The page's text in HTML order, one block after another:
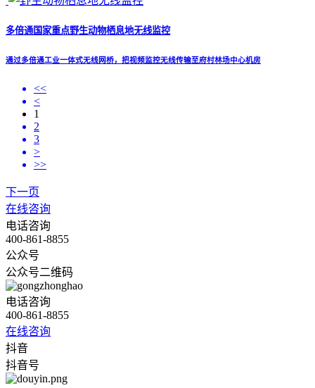
多倍通国家重点野生动物栖息地无线监控
通过多倍通工业一体式无线网桥，把视频监控无线传输至府村林场中心机房
<<
<
1
2
3
>
>>
下一页
在线咨询
电话咨询
400-861-8855
公众号
公众号二维码
电话咨询
400-861-8855
在线咨询
抖音
抖音号